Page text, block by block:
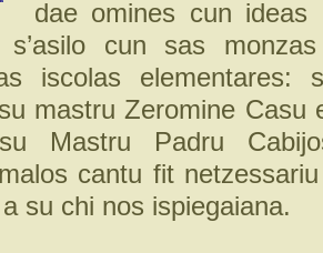
dae omines cun ideas
cun sas
iscolas elementares:
mastru Zeromine Casu
Mastru Padru
cantu fit
su chi nos ispiegaiana.